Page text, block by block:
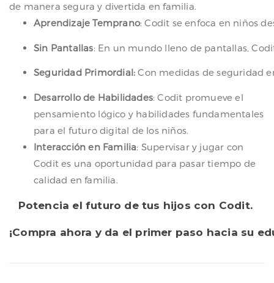
de manera segura y divertida en familia.
Aprendizaje Temprano: Codit se enfoca en niños
Sin Pantallas: En un mundo lleno de pantallas,
Seguridad Primordial: Con medidas de seguridad
Desarrollo de Habilidades: Codit promueve el
pensamiento lógico y habilidades fundamentales
para el futuro digital de los niños.
Interacción en Familia: Supervisar y jugar con
Codit es una oportunidad para pasar tiempo de
calidad en familia.
Potencia el futuro de tus hijos con Codit.
¡Compra ahora y da el primer paso hacia su